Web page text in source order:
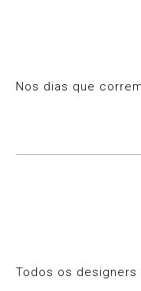
Nos dias que
Todos os